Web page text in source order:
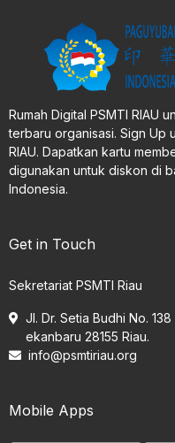
Rumah Digital PSMTI RIAU
terbaru organisasi. Sign Up
RIAU. Dapatkan kartu
digunakan untuk diskon di
Indonesia.
Get in Touch
Sekretariat PSMTI Riau
Jl. Dr. Setia Budhi No.
ekanbaru 28155 Riau.
info@psmtiriau.org
Mobile Apps